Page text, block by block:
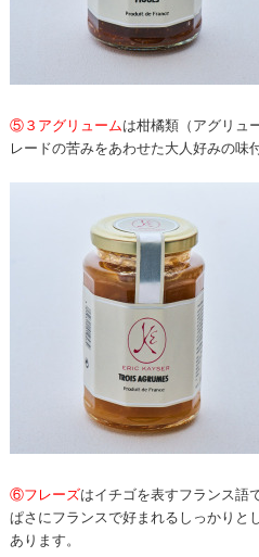
⑤３アグリュームは柑橘類（アグリュ
レードの苦みをあわせた大人好みの味
⑥フレーズはイチゴを表すフランス語
ぱさにフランスで好まれるしっかりと
あります。